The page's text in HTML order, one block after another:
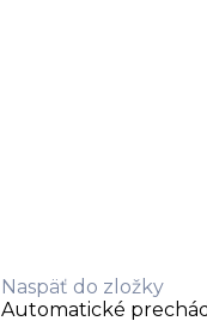
Naspäť do zložky
Automatické